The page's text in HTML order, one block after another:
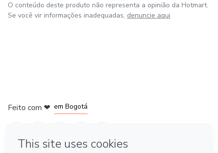
O conteúdo deste produto não representa a opinião da Hotmart.
Se você vir informações inadequadas, denuncie aqui
Feito com ❤ em Bogotá